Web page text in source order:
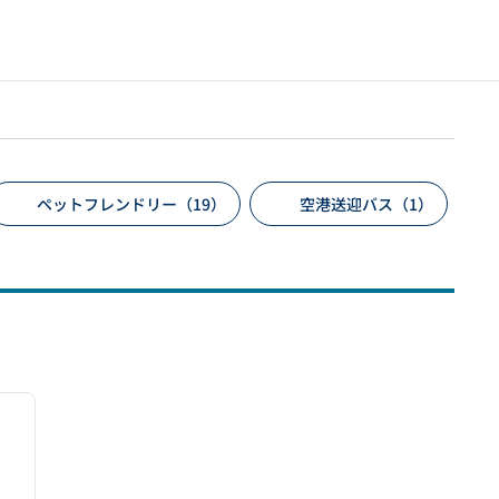
ペットフレンドリー（19） 空港送迎バス（1）
次の画像